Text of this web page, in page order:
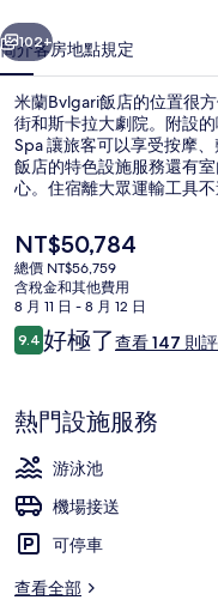
片
集
個 下一個
102+
簡介客房地點規定
米蘭Bvlgari飯店的位置很
街和斯卡拉大劇院。附設
Spa 讓旅客可以享受按摩
飯店的特色設施服務還有
心。住宿離大眾運輸工具
目
前
的
價
格
是
NT$50,784
總價 NT$56,759
含稅金和其他費用
8 月 11 日 - 8 月 12 日
評
論
9.49.4 分，滿分 10 分，
好極了查看 147 則
熱門設施服務
游泳池
機場接送
可停車
查看全部